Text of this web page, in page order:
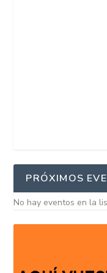
PRÓXIMOS
No hay eventos en la